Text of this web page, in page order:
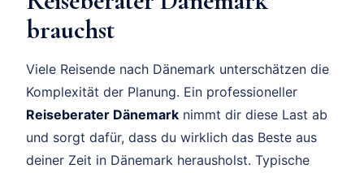
brauchst
Viele Reisende nach Dänemark unterschätzen die
Komplexität der Planung. Ein professioneller
Reiseberater Dänemark nimmt dir diese Last ab
und sorgt dafür, dass du wirklich das Beste aus
deiner Zeit in Dänemark herausholst. Typische